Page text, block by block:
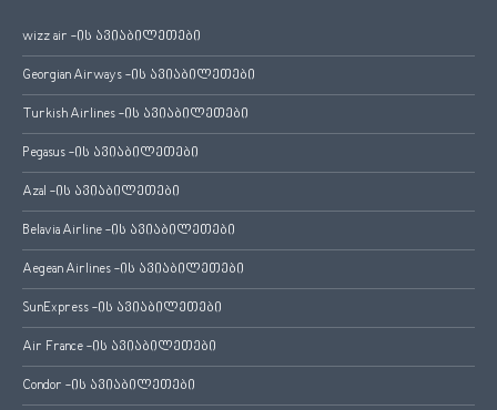
wizz air -ის ავიაბილეთები
Georgian Airways -ის ავიაბილეთები
Turkish Airlines -ის ავიაბილეთები
Pegasus -ის ავიაბილეთები
Azal -ის ავიაბილეთები
Belavia Airline -ის ავიაბილეთები
Aegean Airlines -ის ავიაბილეთები
SunExpress -ის ავიაბილეთები
Air France -ის ავიაბილეთები
Condor -ის ავიაბილეთები